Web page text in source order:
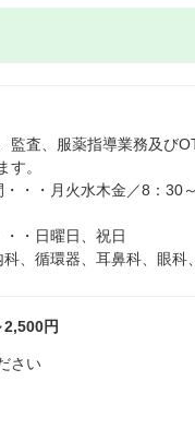
監査、服薬指導業務及び
す。
・・月火水木金／8：30
・日曜日、祝日
、循環器、耳鼻科、眼科
2,500円
さい